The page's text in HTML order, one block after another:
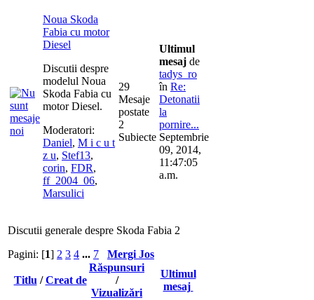
Noua Skoda
Fabia cu motor
Diesel
Discutii despre
modelul Noua
Skoda Fabia cu
motor Diesel.
Moderatori:
Daniel, M i c u t
z u, Stef13,
corin, FDR,
ff_2004_06,
Marsulici
29
Mesaje
postate
2
Subiecte
Ultimul
mesaj de
tadys_ro
în Re:
Detonatii
la
pornire...
Septembrie
09, 2014,
11:47:05
a.m.
Discutii generale despre Skoda Fabia 2
Pagini: [1] 2 3 4 ... 7 Mergi Jos
Titlu /Creat de
Răspunsuri
/
Vizualizări
Ultimul
mesaj